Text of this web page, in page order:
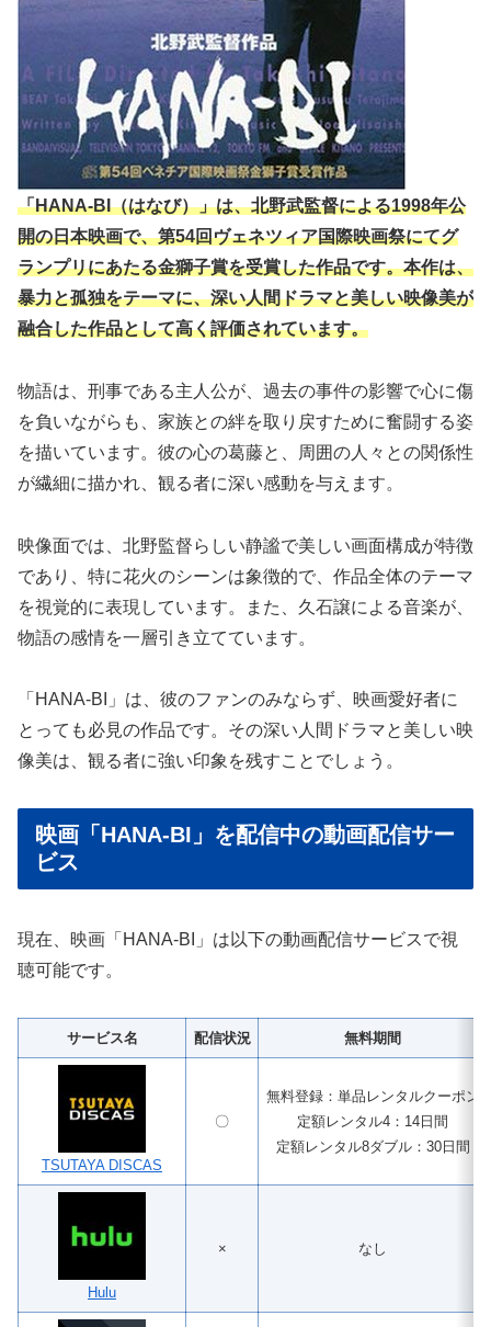
「HANA-BI（はなび）」は、北野武監督による1998年公
開の日本映画で、第54回ヴェネツィア国際映画祭にてグ
ランプリにあたる金獅子賞を受賞した作品です。本作は、
暴力と孤独をテーマに、深い人間ドラマと美しい映像美が
融合した作品として高く評価されています。
物語は、刑事である主人公が、過去の事件の影響で心に傷
を負いながらも、家族との絆を取り戻すために奮闘する姿
を描いています。彼の心の葛藤と、周囲の人々との関係性
が繊細に描かれ、観る者に深い感動を与えます。
映像面では、北野監督らしい静謐で美しい画面構成が特徴
であり、特に花火のシーンは象徴的で、作品全体のテーマ
を視覚的に表現しています。また、久石譲による音楽が、
物語の感情を一層引き立てています。
「HANA-BI」は、彼のファンのみならず、映画愛好者に
とっても必見の作品です。その深い人間ドラマと美しい映
像美は、観る者に強い印象を残すことでしょう。
映画「HANA-BI」を配信中の動画配信サー
ビス
現在、映画「HANA-BI」は以下の動画配信サービスで視
聴可能です。
サービス名 配信状況 無料期間
TSUTAYA DISCAS
〇
無料登録：単品レンタルクーポン
定額レンタル4：14日間
定額レンタル8ダブル：30日間
Hulu
× なし